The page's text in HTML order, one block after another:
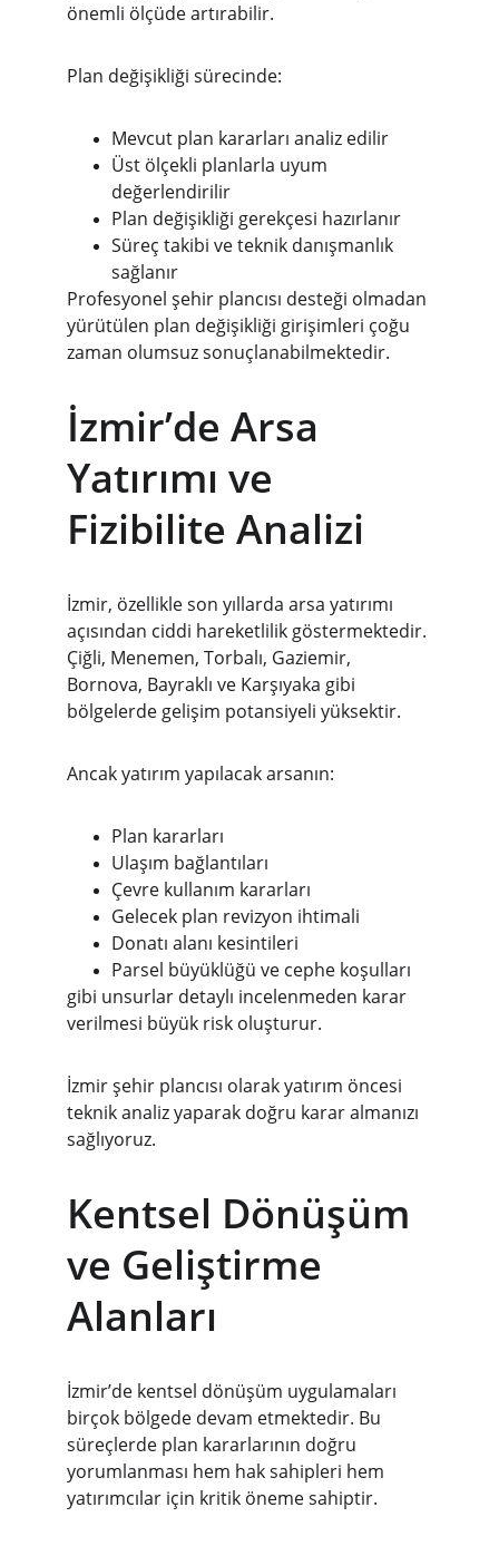
önemli ölçüde artırabilir.
Plan değişikliği sürecinde:
Mevcut plan kararları analiz edilir
Üst ölçekli planlarla uyum
değerlendirilir
Plan değişikliği gerekçesi hazırlanır
Süreç takibi ve teknik danışmanlık
sağlanır
Profesyonel şehir plancısı desteği olmadan
yürütülen plan değişikliği girişimleri çoğu
zaman olumsuz sonuçlanabilmektedir.
İzmir’de Arsa
Yatırımı ve
Fizibilite Analizi
İzmir, özellikle son yıllarda arsa yatırımı
açısından ciddi hareketlilik göstermektedir.
Çiğli, Menemen, Torbalı, Gaziemir,
Bornova, Bayraklı ve Karşıyaka gibi
bölgelerde gelişim potansiyeli yüksektir.
Ancak yatırım yapılacak arsanın:
Plan kararları
Ulaşım bağlantıları
Çevre kullanım kararları
Gelecek plan revizyon ihtimali
Donatı alanı kesintileri
Parsel büyüklüğü ve cephe koşulları
gibi unsurlar detaylı incelenmeden karar
verilmesi büyük risk oluşturur.
İzmir şehir plancısı olarak yatırım öncesi
teknik analiz yaparak doğru karar almanızı
sağlıyoruz.
Kentsel Dönüşüm
ve Geliştirme
Alanları
İzmir’de kentsel dönüşüm uygulamaları
birçok bölgede devam etmektedir. Bu
süreçlerde plan kararlarının doğru
yorumlanması hem hak sahipleri hem
yatırımcılar için kritik öneme sahiptir.